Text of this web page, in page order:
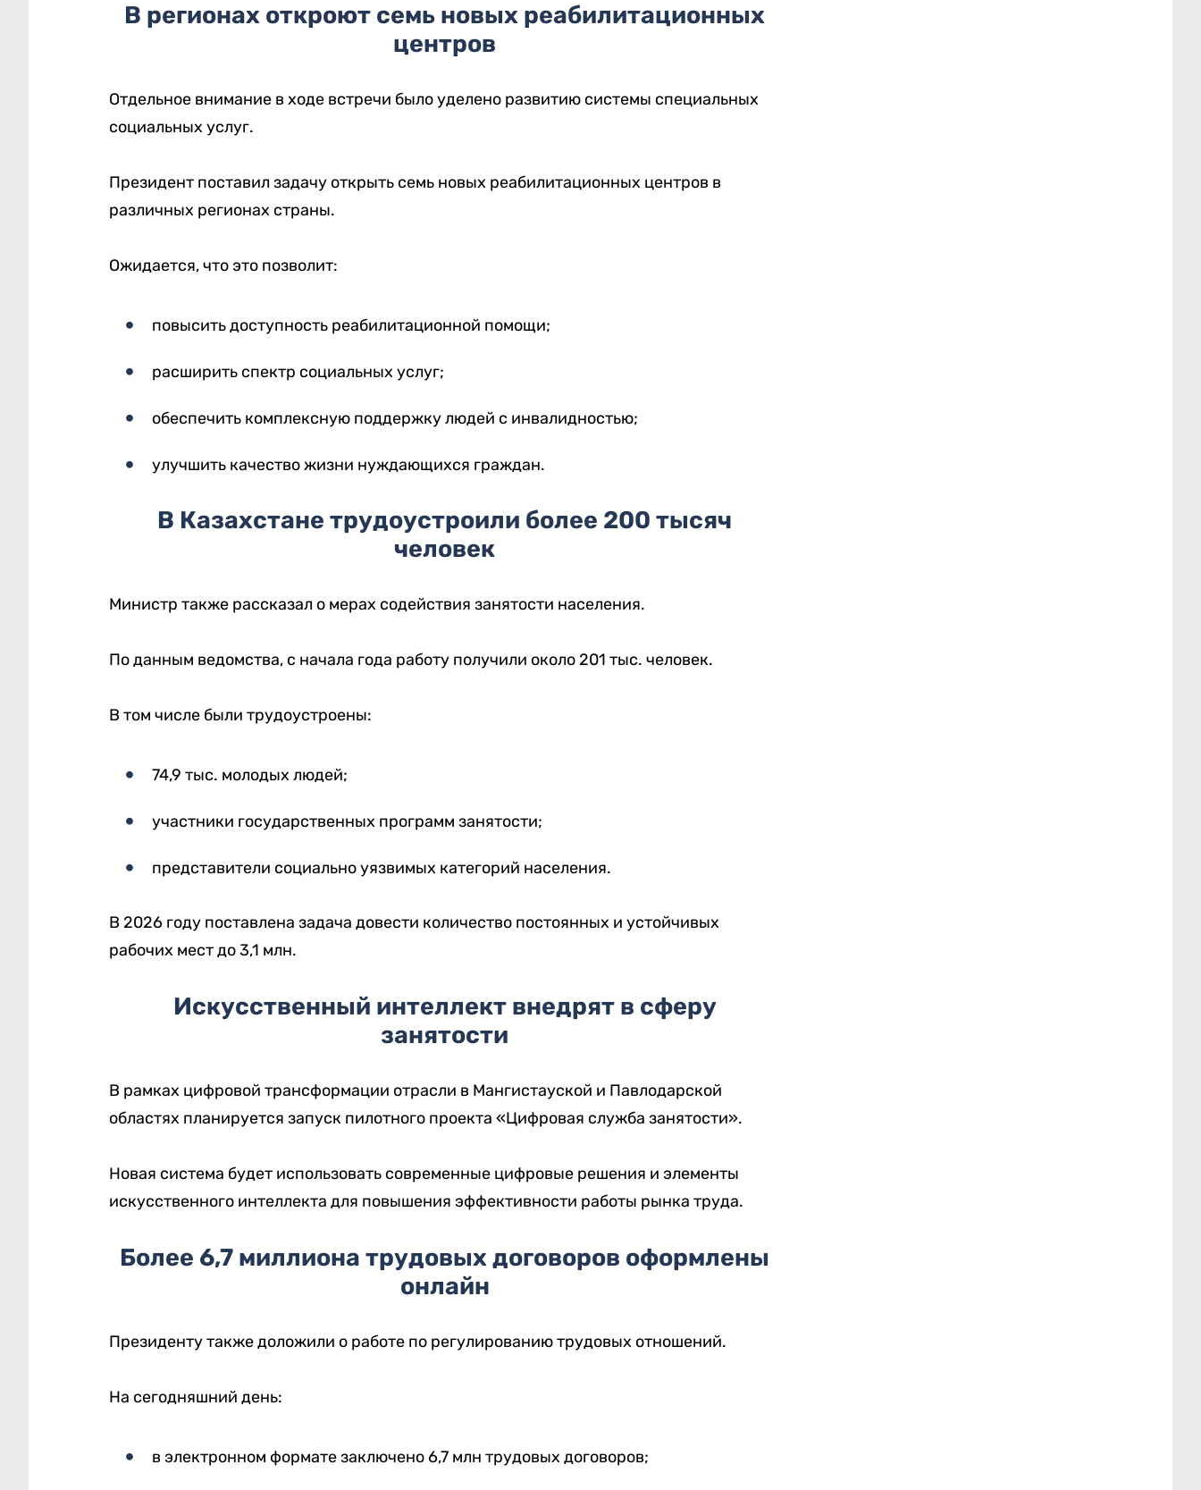
В регионах откроют семь новых реабилитационных
центров
Отдельное внимание в ходе встречи было уделено развитию системы специальных
социальных услуг.
Президент поставил задачу открыть семь новых реабилитационных центров в
различных регионах страны.
Ожидается, что это позволит:
повысить доступность реабилитационной помощи;
расширить спектр социальных услуг;
обеспечить комплексную поддержку людей с инвалидностью;
улучшить качество жизни нуждающихся граждан.
В Казахстане трудоустроили более 200 тысяч
человек
Министр также рассказал о мерах содействия занятости населения.
По данным ведомства, с начала года работу получили около 201 тыс. человек.
В том числе были трудоустроены:
74,9 тыс. молодых людей;
участники государственных программ занятости;
представители социально уязвимых категорий населения.
В 2026 году поставлена задача довести количество постоянных и устойчивых
рабочих мест до 3,1 млн.
Искусственный интеллект внедрят в сферу
занятости
В рамках цифровой трансформации отрасли в Мангистауской и Павлодарской
областях планируется запуск пилотного проекта «Цифровая служба занятости».
Новая система будет использовать современные цифровые решения и элементы
искусственного интеллекта для повышения эффективности работы рынка труда.
Более 6,7 миллиона трудовых договоров оформлены
онлайн
Президенту также доложили о работе по регулированию трудовых отношений.
На сегодняшний день:
в электронном формате заключено 6,7 млн трудовых договоров;